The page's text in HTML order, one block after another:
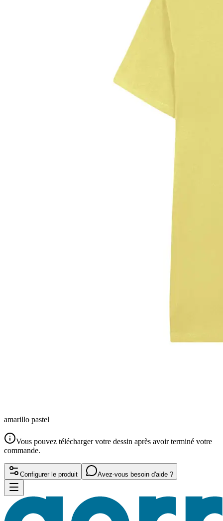
amarillo pastel
Vous pouvez télécharger votre dessin après avoir terminé votre
commande.
Configurer le produit Avez-vous besoin d'aide ?